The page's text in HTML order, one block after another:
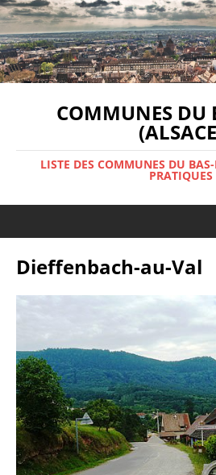
COMMUNES DU
LISTE DES COMMUNES DU
PRATIQUES
Dieffenbach-au-Val